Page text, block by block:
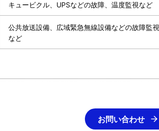
キュービクル、UPSなどの故障、温度監視など
公共放送設備、広域緊急無線設備などの故障監視
など
お問い合わせ